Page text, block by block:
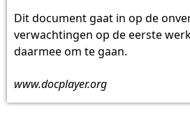
Dit document gaat in op de
verwachtingen op de eerste
daarmee om te gaan.
www.docplayer.org